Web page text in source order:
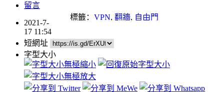
留言
標籤： VPN, 翻牆, 自由門
2021-7-
17 11:54
短網址
字型大小